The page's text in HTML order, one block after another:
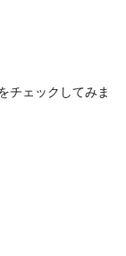
チェックしてみま